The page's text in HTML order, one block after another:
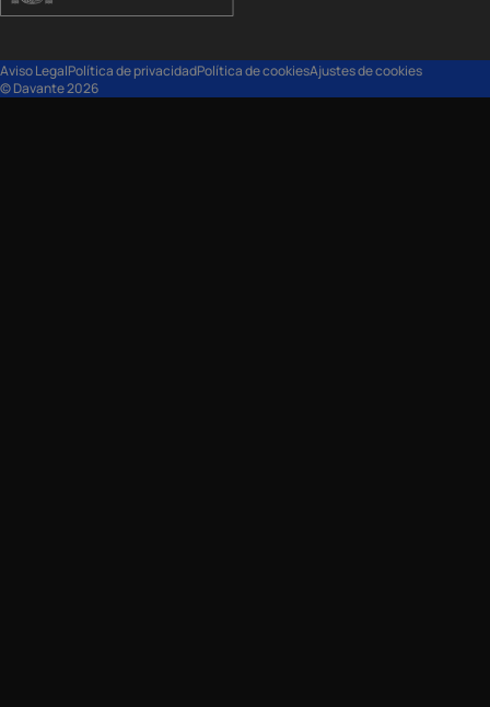
Aviso LegalPolítica de privacidadPolítica de cookiesAjustes de cookies
© Davante 2026